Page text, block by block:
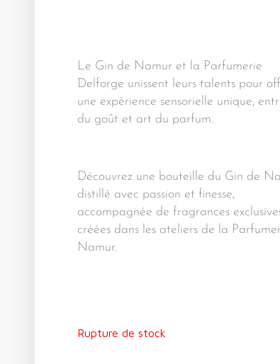
Le Gin de Namur et la Parfumerie
Delforge unissent leurs talents pour
une expérience sensorielle unique,
du goût et art du parfum.
Découvrez une bouteille du Gin de
distillé avec passion et finesse,
accompagnée de fragrances
créées dans les ateliers de la
Namur.
Rupture de stock